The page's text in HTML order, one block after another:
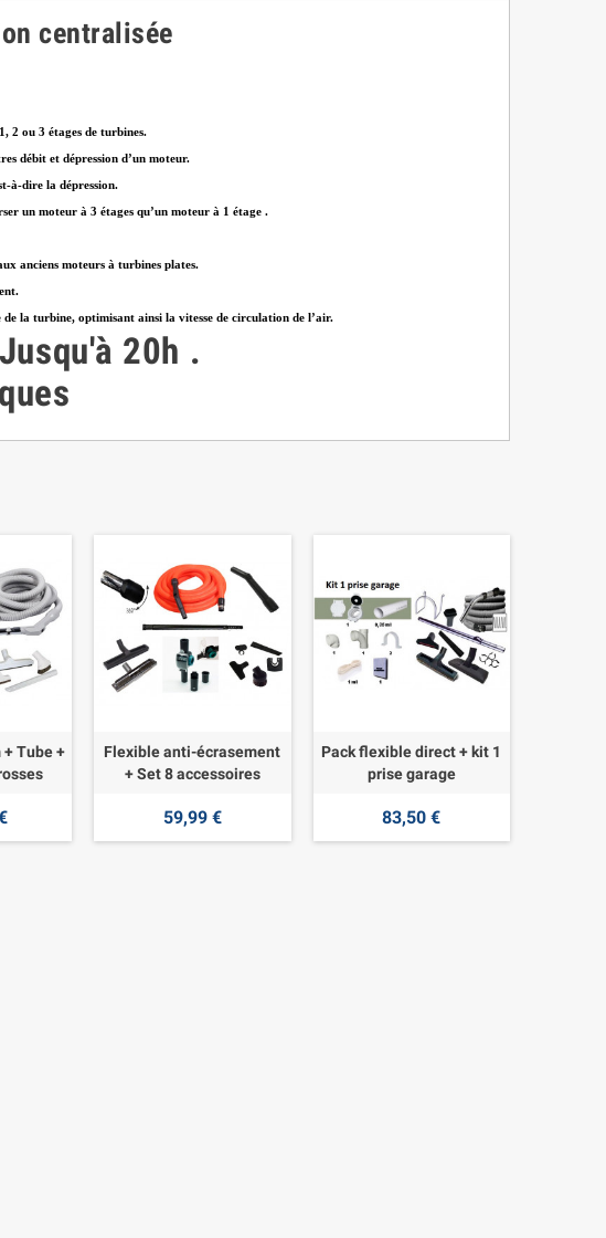
centralisée
2 ou 3 étages de turbines.
débit et dépression d’un moteur.
à-dire la dépression.
un moteur à 3 étages qu’un moteur à 1 étage .
anciens moteurs à turbines plates.
la turbine, optimisant ainsi la vitesse de circulation de l’air.
Jusqu'à 20h .
Tube +
Flexible anti-écrasement
+ Set 8 accessoires
59,99 €
Pack flexible direct + kit 1
prise garage
83,50 €